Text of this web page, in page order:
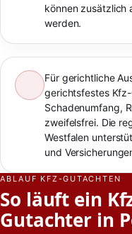
können zusätzlich
werden.
Für gerichtliche
gerichtsfestes
Schadenumfang,
zweifelsfrei. Die
Westfalen
und
ABLAUF KFZ-GUTACHTEN
So läuft ein
Gutachter in